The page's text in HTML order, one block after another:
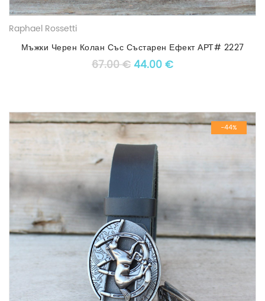
Raphael Rossetti
Мъжки Черен Колан Със Състарен Ефект АРТ# 2227
67.00€Original price was: 67.00
44.00€Текущата цена е:
-44%